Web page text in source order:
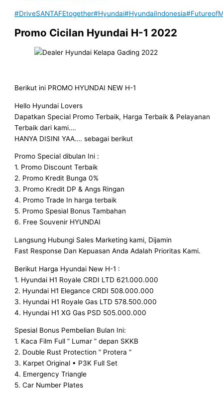
#DriveSANTAFEtogether#Hyundai#HyundaiIndonesia
Promo Cicilan Hyundai H-1 2022
Berikut ini PROMO HYUNDAI NEW H-1
Hello Hyundai Lovers
Dapatkan Special Promo Terbaik, Harga Terbaik & Pelayanan
Terbaik dari kami….
HANYA DISINI YAA…. sebagai berikut
Promo Special dibulan Ini :
1. Promo Discount Terbaik
2. Promo Kredit Bunga 0%
3. Promo Kredit DP & Angs Ringan
4. Promo Trade In harga terbaik
5. Promo Spesial Bonus Tambahan
6. Free Souvenir HYUNDAI
Langsung Hubungi Sales Marketing kami, Dijamin
Fast Response Dan Kepuasan Anda Adalah Prioritas Kami.
Berikut Harga Hyundai New H-1 :
1. Hyundai H1 Royale CRDI LTD 621.000.000
2. Hyundai H1 Elegance CRDI 508.000.000
3. Hyundai H1 Royale Gas LTD 578.500.000
4. Hyundai H1 XG Gas PSD 505.000.000
Spesial Bonus Pembelian Bulan Ini:
1. Kaca Film Full ” Lumar ” depan SKKB
2. Double Rust Protection ” Protera “
3. Karpet Original • P3K Full Set
4. Emergency Triangle
5. Car Number Plates